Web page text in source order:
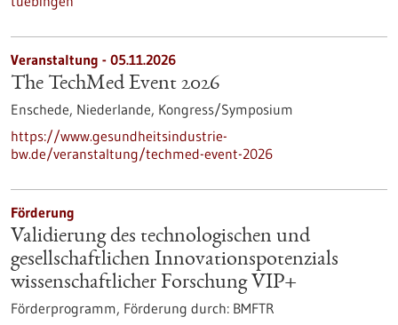
Veranstaltung - 05.11.2026
The TechMed Event 2026
Enschede, Niederlande, Kongress/Symposium
https://www.gesundheitsindustrie-
bw.de/veranstaltung/techmed-event-2026
Förderung
Validierung des technologischen und
gesellschaftlichen Innovationspotenzials
wissenschaftlicher Forschung VIP+
Förderprogramm, Förderung durch: BMFTR